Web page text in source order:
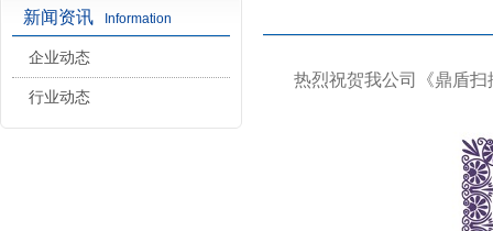
新闻资讯 Information
企业动态
行业动态
热烈祝贺我公司《鼎盾